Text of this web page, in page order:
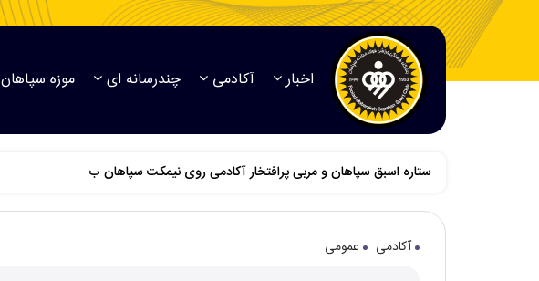
اخبار آکادمی چندرسانه ای موزه سپاهان
ستاره اسبق سپاهان و مربی پرافتخار آکادمی روی نیمکت سپاهان ب
آکادمی
عمومی